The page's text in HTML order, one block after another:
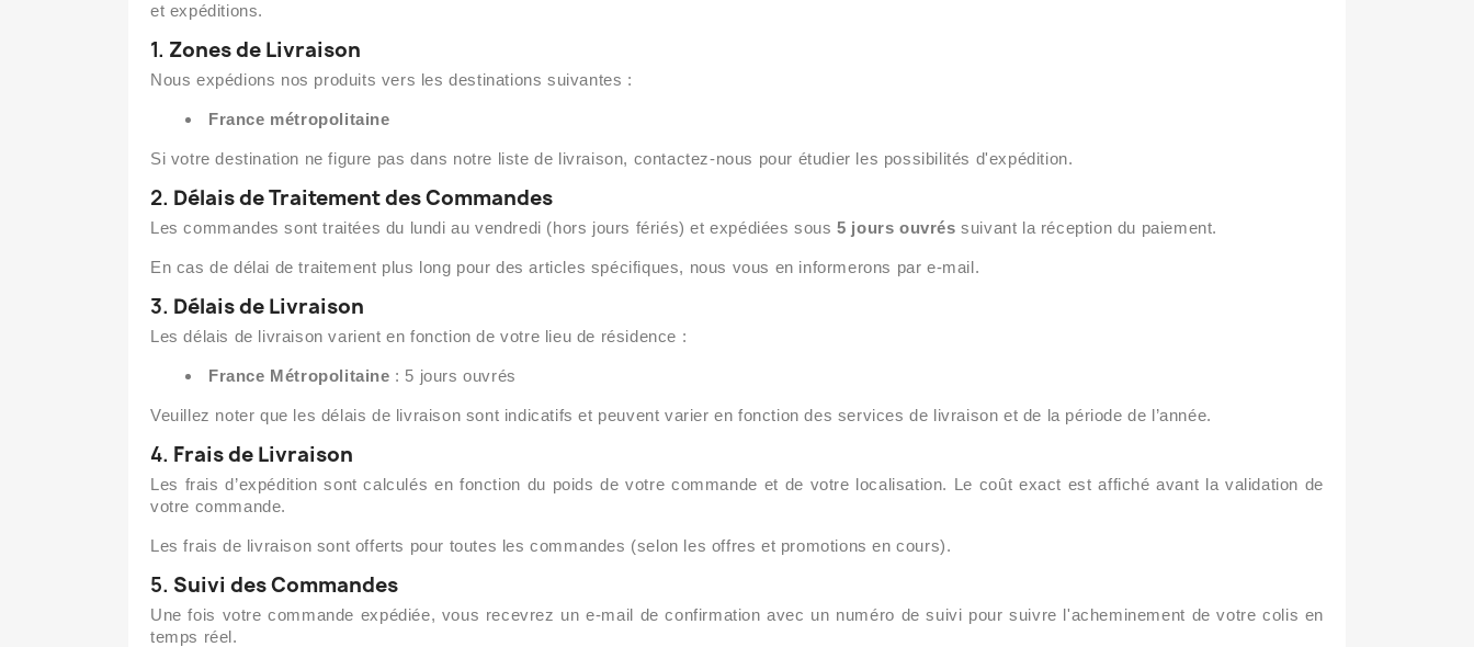
et expéditions.
1. Zones de Livraison
Nous expédions nos produits vers les destinations suivantes :
France métropolitaine
Si votre destination ne figure pas dans notre liste de livraison, contactez-nous pour étudier les possibilités d'expédition.
2. Délais de Traitement des Commandes
Les commandes sont traitées du lundi au vendredi (hors jours fériés) et expédiées sous 5 jours ouvrés suivant la réception du paiement.
En cas de délai de traitement plus long pour des articles spécifiques, nous vous en informerons par e-mail.
3. Délais de Livraison
Les délais de livraison varient en fonction de votre lieu de résidence :
France Métropolitaine : 5 jours ouvrés
Veuillez noter que les délais de livraison sont indicatifs et peuvent varier en fonction des services de livraison et de la période de l’année.
4. Frais de Livraison
Les frais d’expédition sont calculés en fonction du poids de votre commande et de votre localisation. Le coût exact est affiché avant la validation de
votre commande.
Les frais de livraison sont offerts pour toutes les commandes (selon les offres et promotions en cours).
5. Suivi des Commandes
Une fois votre commande expédiée, vous recevrez un e-mail de confirmation avec un numéro de suivi pour suivre l'acheminement de votre colis en
temps réel.